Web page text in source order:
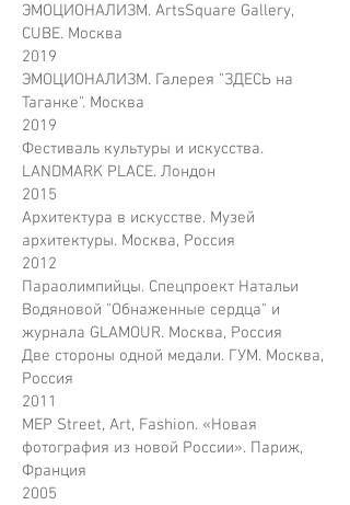
ЭМОЦИОНАЛИЗМ. ArtsSquare Gallery,
CUBE. Москва
2019
ЭМОЦИОНАЛИЗМ. Галерея "ЗДЕСЬ на
Таганке". Москва
2019
Фестиваль культуры и искусства.
LANDMARK PLACE. Лондон
2015
Архитектура в искусстве. Музей
архитектуры. Москва, Россия
2012
Параолимпийцы. Спецпроект Натальи
Водяновой "Обнаженные сердца" и
журнала GLAMOUR. Москва, Россия
Две стороны одной медали. ГУМ. Москва,
Россия
2011
MEP Street, Art, Fashion. «Новая
фотография из новой России». Париж,
Франция
2005